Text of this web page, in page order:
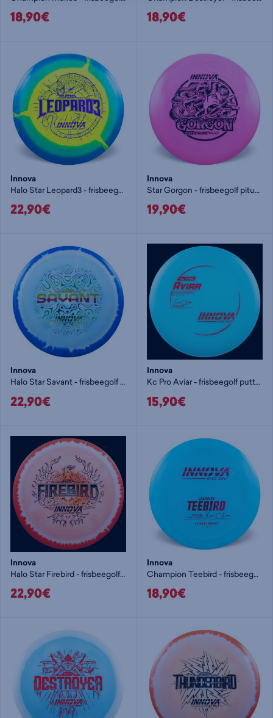
18,90€ 18,90€
Innova
Halo Star Leopard3 - frisbeegolf väylädraiveri
22,90€
Innova
Star Gorgon - frisbeegolf pituusdraiveri
19,90€
Innova
Halo Star Savant - frisbeegolf väylädraiveri
22,90€
Innova
Kc Pro Aviar - frisbeegolf putteri
15,90€
Innova
Halo Star Firebird - frisbeegolf pituusdraiveri
22,90€
Innova
Champion Teebird - frisbeegolf väylädraiveri
18,90€